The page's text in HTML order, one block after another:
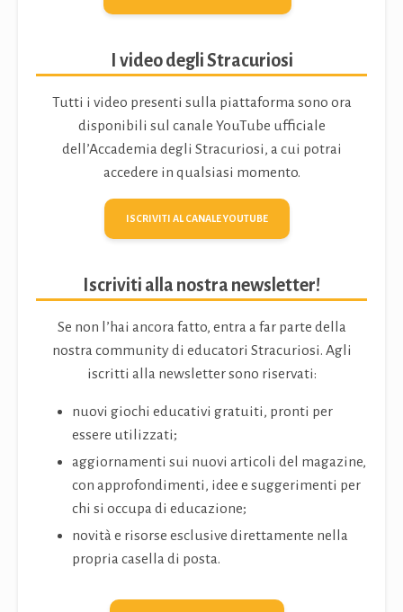
I video degli Stracuriosi
Tutti i video presenti sulla piattaforma sono ora
disponibili sul canale YouTube ufficiale
dell’Accademia degli Stracuriosi, a cui potrai
accedere in qualsiasi momento.
ISCRIVITI AL CANALE YOUTUBE
Iscriviti alla nostra newsletter!
Se non l’hai ancora fatto, entra a far parte della
nostra community di educatori Stracuriosi. Agli
iscritti alla newsletter sono riservati:
nuovi giochi educativi gratuiti, pronti per
essere utilizzati;
aggiornamenti sui nuovi articoli del magazine,
con approfondimenti, idee e suggerimenti per
chi si occupa di educazione;
novità e risorse esclusive direttamente nella
propria casella di posta.